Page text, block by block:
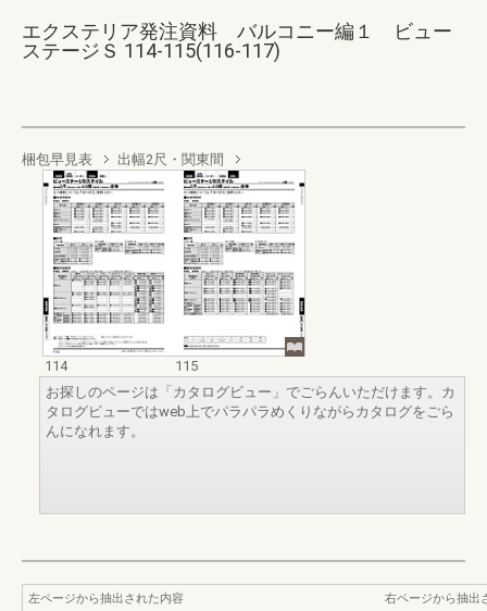
エクステリア発注資料 バルコニー編１ ビュー
ステージＳ 114-115(116-117)
梱包早見表 出幅2尺・関東間
114
115
お探しのページは「カタログビュー」でごらんいただけます。カ
タログビューではweb上でパラパラめくりながらカタログをごら
んになれます。
左ページから抽出された内容
右ページから抽出